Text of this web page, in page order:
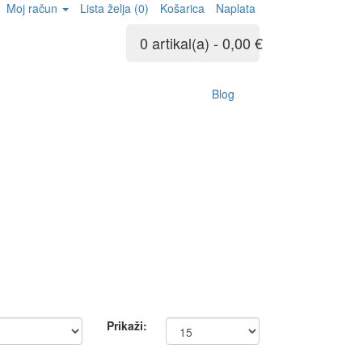
Moj račun Lista želja (0) Košarica Naplata
0 artikal(a) - 0,00 €
Blog
Prikaži: